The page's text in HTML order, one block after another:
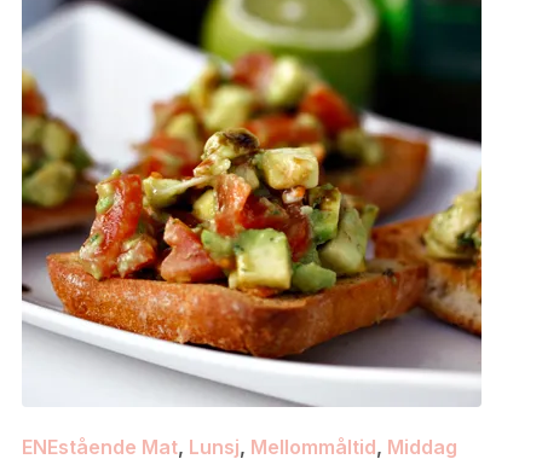
ENEstående Mat, Lunsj, Mellommåltid, Middag